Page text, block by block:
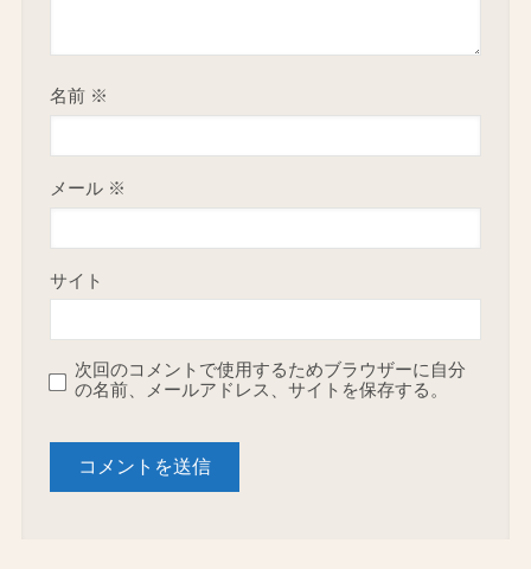
名前 ※
メール ※
サイト
次回のコメントで使用するためブラウザーに自分
の名前、メールアドレス、サイトを保存する。